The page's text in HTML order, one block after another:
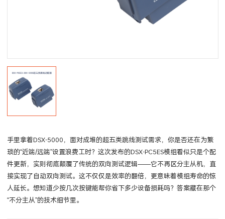
手里拿着DSX-5000，面对成堆的超五类跳线测试需求，你是否还在为繁
琐的“近端/远端”设置浪费工时？这次发布的DSX-PC5ES模组看似只是个配
件更新，实则彻底颠覆了传统的双向测试逻辑——它不再区分主从机，直
接实现了自动双向测试。这不仅仅是效率的翻倍，更意味着模组寿命的惊
人延长。想知道少按几次按键能帮你省下多少设备损耗吗？答案藏在那个
“不分主从”的技术细节里。